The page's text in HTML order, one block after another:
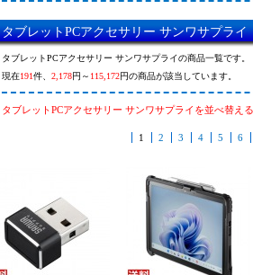
タブレットPCアクセサリー サンワサプラ
タブレットPCアクセサリー サンワサプライの商品一覧です。
現在191件、 2,178円～ 115,172円の商品が該当しています。
タブレットPCアクセサリー サンワサプライを並べ替える
1 2 3 4 5 6